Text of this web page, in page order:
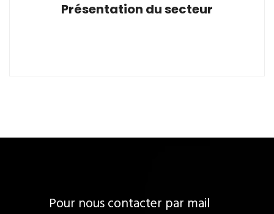
Présentation du secteur
Pour nous contacter par mail